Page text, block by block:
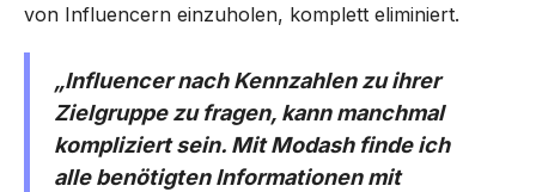
von Influencern einzuholen, komplett eliminiert.
„Influencer nach Kennzahlen zu ihrer
Zielgruppe zu fragen, kann manchmal
kompliziert sein. Mit Modash finde ich
alle benötigten Informationen mit